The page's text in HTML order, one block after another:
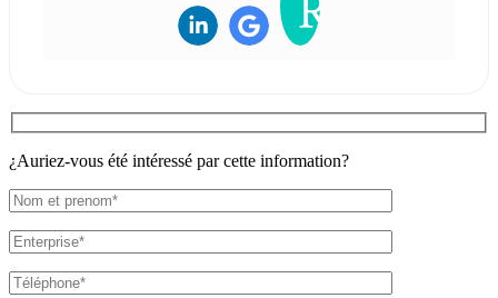
¿Auriez-vous été intéressé par cette information?